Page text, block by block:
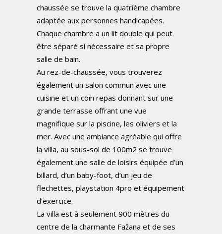
chaussée se trouve la quatrième chambre
adaptée aux personnes handicapées.
Chaque chambre a un lit double qui peut
être séparé si nécessaire et sa propre
salle de bain.
Au rez-de-chaussée, vous trouverez
également un salon commun avec une
cuisine et un coin repas donnant sur une
grande terrasse offrant une vue
magnifique sur la piscine, les oliviers et la
mer. Avec une ambiance agréable qui offre
la villa, au sous-sol de 100m2 se trouve
également une salle de loisirs équipée d’un
billard, d’un baby-foot, d’un jeu de
flechettes, playstation 4pro et équipement
d’exercice.
La villa est à seulement 900 mètres du
centre de la charmante Fažana et de ses